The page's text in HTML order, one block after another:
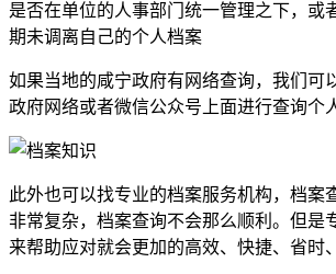
是否在单位的人事部门统一管理之下，或
期未调离自己的个人档案
如果当地的咸宁政府有网络查询，我们可
政府网络或者微信公众号上面进行查询个
此外也可以找专业的档案服务机构，档案
非常复杂，档案查询不会那么顺利。但是
来帮助应对就会更加的高效、快捷、省时